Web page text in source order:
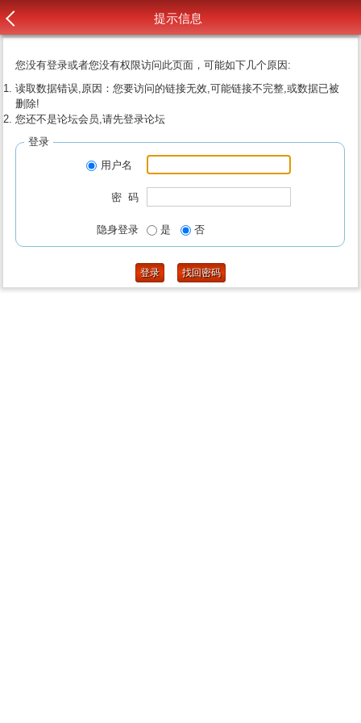
提示信息
您没有登录或者您没有权限访问此页面，可能如下几个原因:
读取数据错误,原因：您要访问的链接无效,可能链接不完整,或数据已被
删除!
您还不是论坛会员,请先登录论坛
登录
用户名
密 码
隐身登录 是 否